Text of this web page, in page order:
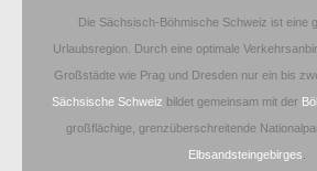
Die Sächsisch-Böhmische Schweiz ist eine
Urlaubsregion. Durch eine optimale
Großstädte wie Prag und Dresden nur ein bis
Sächsische Schweiz bildet gemeinsam mit der
großflächige, grenzüberschreitende
Elbsandsteingebirges